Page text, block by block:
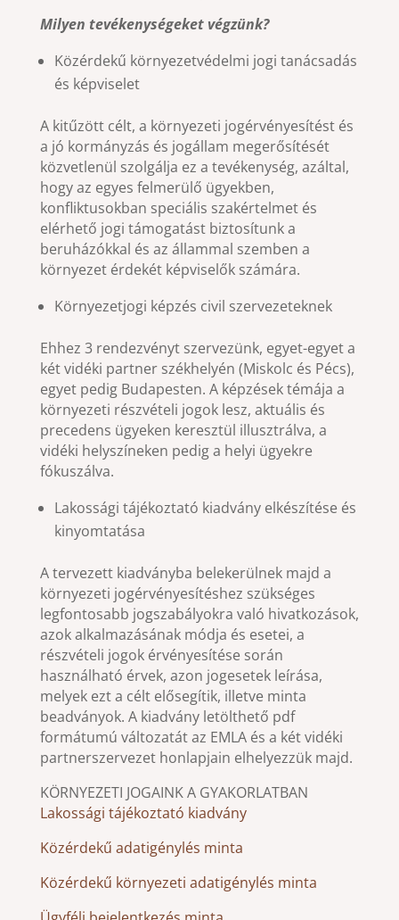
Milyen tevékenységeket végzünk?
Közérdekű környezetvédelmi jogi tanácsadás
és képviselet
A kitűzött célt, a környezeti jogérvényesítést és
a jó kormányzás és jogállam megerősítését
közvetlenül szolgálja ez a tevékenység, azáltal,
hogy az egyes felmerülő ügyekben,
konfliktusokban speciális szakértelmet és
elérhető jogi támogatást biztosítunk a
beruházókkal és az állammal szemben a
környezet érdekét képviselők számára.
Környezetjogi képzés civil szervezeteknek
Ehhez 3 rendezvényt szervezünk, egyet-egyet a
két vidéki partner székhelyén (Miskolc és Pécs),
egyet pedig Budapesten. A képzések témája a
környezeti részvételi jogok lesz, aktuális és
precedens ügyeken keresztül illusztrálva, a
vidéki helyszíneken pedig a helyi ügyekre
fókuszálva.
Lakossági tájékoztató kiadvány elkészítése és
kinyomtatása
A tervezett kiadványba belekerülnek majd a
környezeti jogérvényesítéshez szükséges
legfontosabb jogszabályokra való hivatkozások,
azok alkalmazásának módja és esetei, a
részvételi jogok érvényesítése során
használható érvek, azon jogesetek leírása,
melyek ezt a célt elősegítik, illetve minta
beadványok. A kiadvány letölthető pdf
formátumú változatát az EMLA és a két vidéki
partnerszervezet honlapjain elhelyezzük majd.
KÖRNYEZETI JOGAINK A GYAKORLATBAN
Lakossági tájékoztató kiadvány
Közérdekű adatigénylés minta
Közérdekű környezeti adatigénylés minta